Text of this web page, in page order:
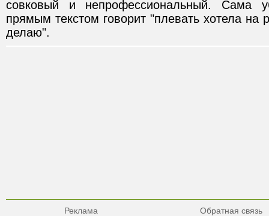
совковый и непрофессиональный. Сама
прямым текстом говорит "плевать хотела на
делаю".
Реклама Обратная связь